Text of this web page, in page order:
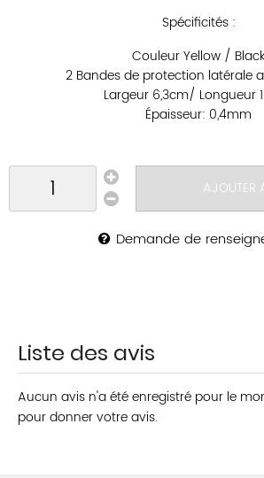
Spécificités :
Couleur Yellow /
2 Bandes de protection latérale
Largeur 6,3cm/ Longueur
Épaisseur: 0,4mm
AJOUTER
Demande de
Liste des avis
Aucun avis n'a été enregistré pour le
pour donner votre avis.